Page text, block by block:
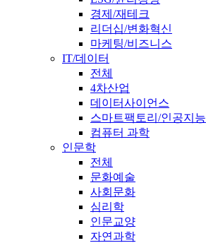
경제/재테크
리더십/변화혁신
마케팅/비즈니스
IT/데이터
전체
4차산업
데이터사이언스
스마트팩토리/인공지능
컴퓨터 과학
인문학
전체
문화예술
사회문화
심리학
인문교양
자연과학